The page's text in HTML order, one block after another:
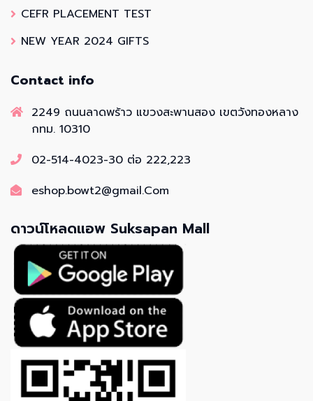
CEFR PLACEMENT TEST
NEW YEAR 2024 GIFTS
Contact info
2249 ถนนลาดพร้าว แขวงสะพานสอง เขตวังทองหลาง
กทม. 10310
02-514-4023-30 ต่อ 222,223
eshop.bowt2@gmail.Com
ดาวน์โหลดแอพ Suksapan Mall